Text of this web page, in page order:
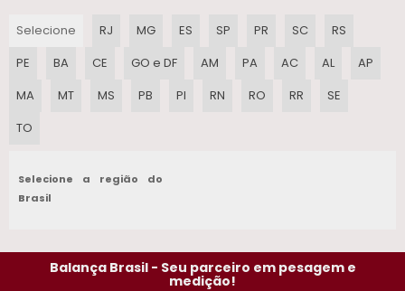
balança oferece a performance necessária
para otimizar as operações e garantir a
BALANCA TOLEDO PRIX 3
MANUTENCAO DE BALANCAS SP
EMPRESAS DE MANUTENCAO EM BALANCAS EM SP
Selecione RJ MG ES SP PR SC
RS
PE
BA CE GO e DF AM PA AC AL
AP
MA
MT MS PB PI RN RO RR
SE
TO
Selecione a região do
Brasil
Balança Brasil - Seu parceiro em pesagem e
medição!